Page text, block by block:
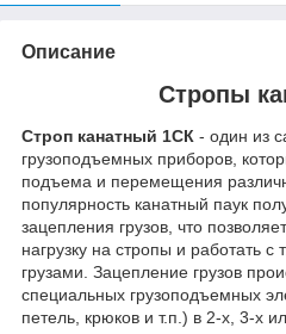
Описание
Стропы
Строп канатный 1СК - один из
грузоподъемных приборов,
подъема и перемещения
популярность канатный паук
зацепления грузов, что
нагрузку на стропы и работать
грузами. Зацепление грузов
специальных грузоподъемных
петель, крюков и т.п.) в 2-х, 3-х